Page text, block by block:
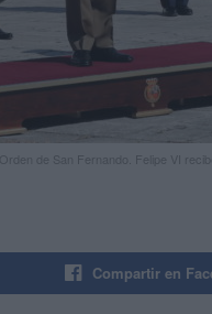
de San Fernando. Felipe VI
Compartir en